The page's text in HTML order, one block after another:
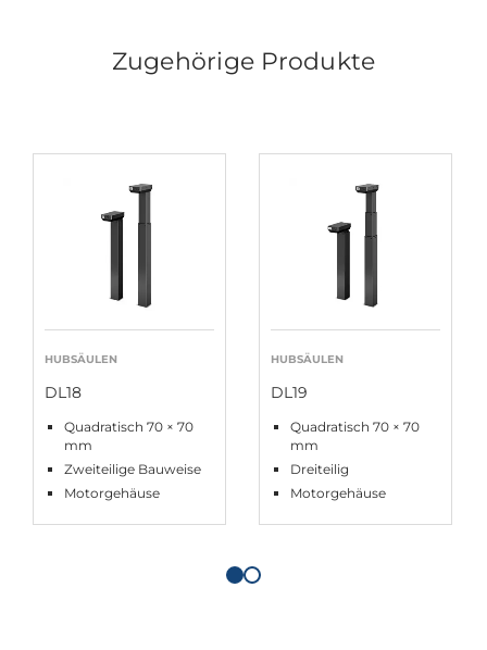
Zugehörige Produkte
HUBSÄULEN
DL18
Quadratisch 70 × 70
mm
Zweiteilige Bauweise
Motorgehäuse
HUBSÄULEN
DL19
Quadratisch 70 × 70
mm
Dreiteilig
Motorgehäuse